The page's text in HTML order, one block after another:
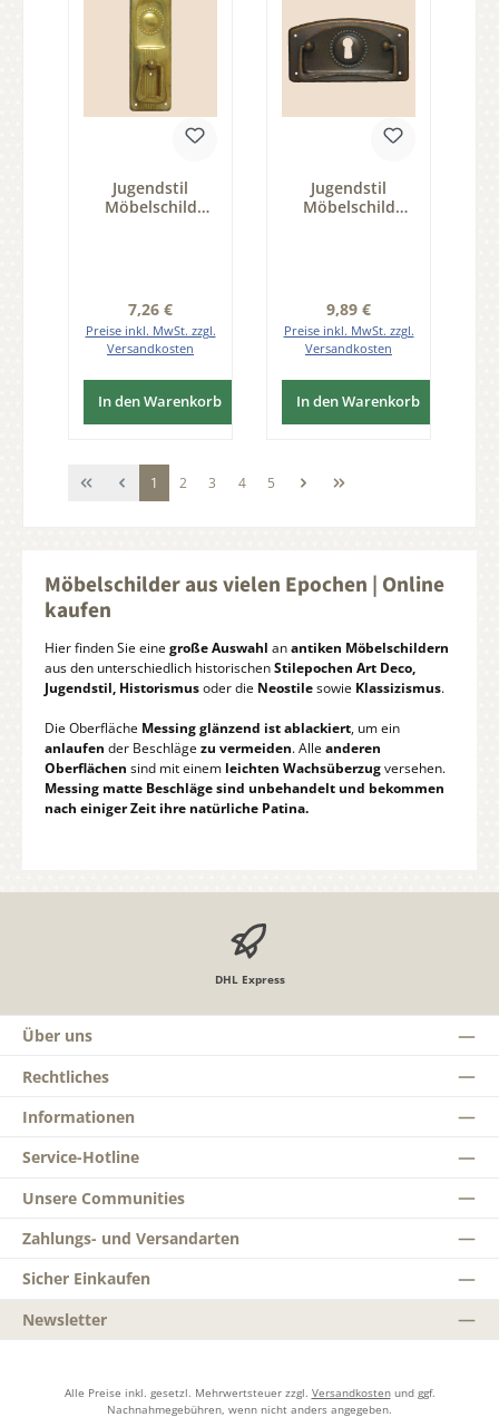
Jugendstil
Möbelschild
Regulärer Preis:
7,26 €
Preise inkl. MwSt. zzgl.
Versandkosten
In den Warenkorb
Jugendstil
Möbelschild
Serie JU007
Regulärer Preis:
9,89 €
Preise inkl. MwSt. zzgl.
Versandkosten
In den Warenkorb
Seite
1 Seite
2 Seite
3 Seite
4 Seite
5
Möbelschilder aus vielen Epochen | Online
kaufen
Hier finden Sie eine große Auswahl anantiken Möbelschildern
aus den unterschiedlich historischenStilepochen Art Deco,
Jugendstil, Historismusoder die Neostilesowie Klassizismus.
Die Oberfläche Messing glänzend ist ablackiert, um ein
anlaufen der Beschläge zu vermeiden. Alle anderen
Oberflächen sind mit einem leichten Wachsüberzugversehen.
Messing matte Beschläge sind unbehandelt und bekommen
nach einiger Zeit ihre natürliche Patina.
DHL Express
Über uns
Rechtliches
Informationen
Service-Hotline
Unsere Communities
Zahlungs- und Versandarten
Sicher Einkaufen
Newsletter
Alle Preise inkl. gesetzl. Mehrwertsteuer zzgl. Versandkostenund ggf.
Nachnahmegebühren, wenn nicht anders angegeben.